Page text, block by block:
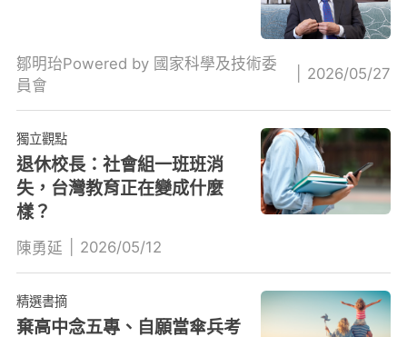
鄒明珆Powered by 國家科學及技術委
員會
2026/05/27
獨立觀點
退休校長：社會組一班班消
失，台灣教育正在變成什麼
樣？
陳勇延 2026/05/12
精選書摘
棄高中念五專、自願當傘兵考